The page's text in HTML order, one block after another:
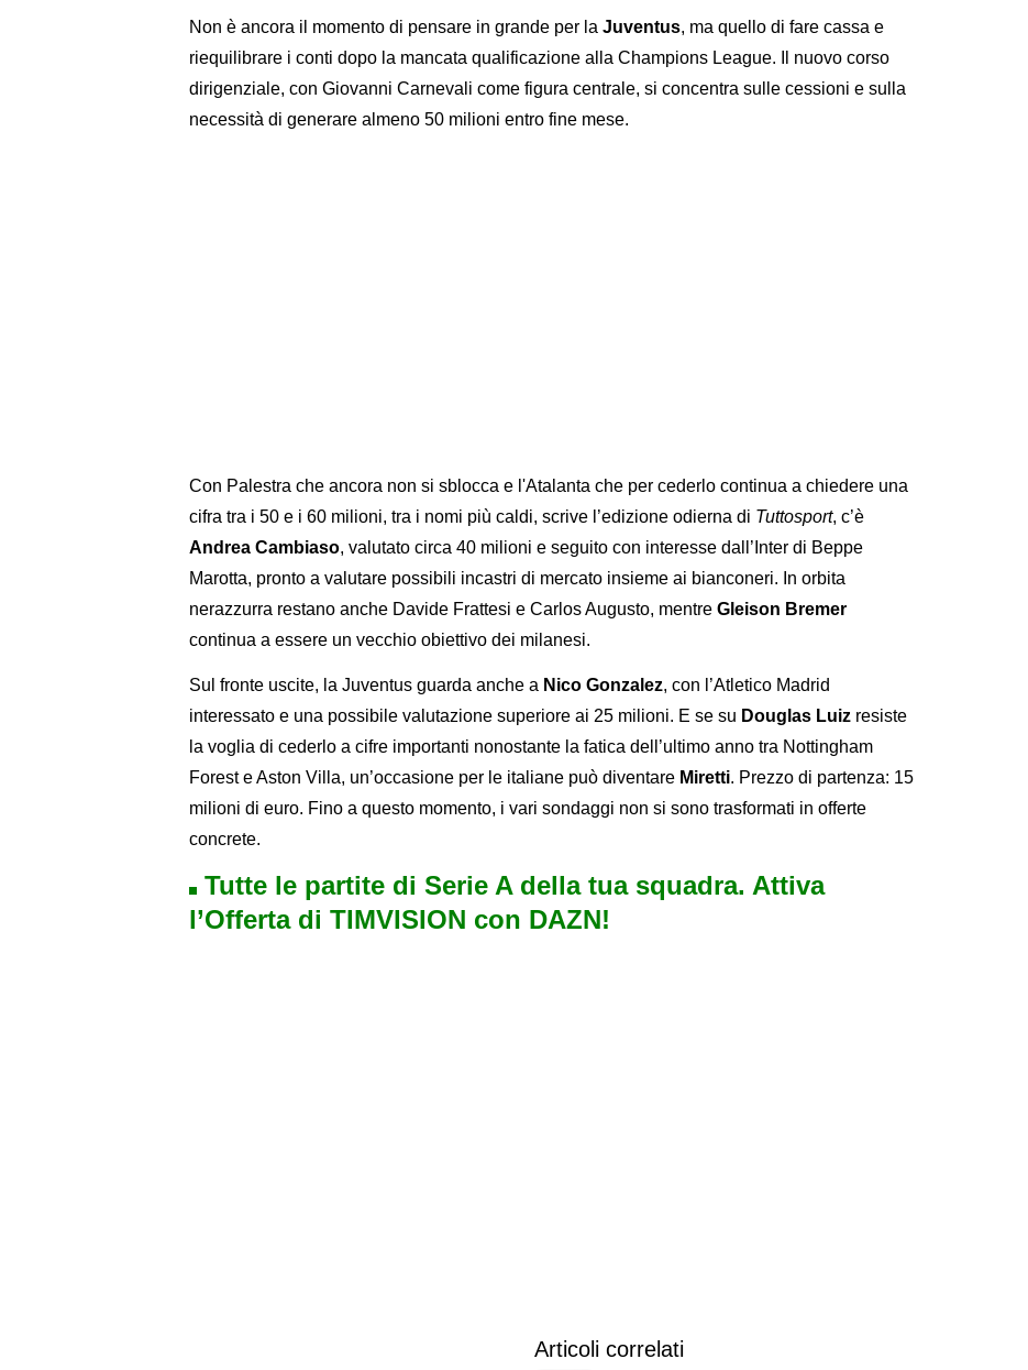
Non è ancora il momento di pensare in grande per la Juventus, ma quello di fare cassa e
riequilibrare i conti dopo la mancata qualificazione alla Champions League. Il nuovo corso
dirigenziale, con Giovanni Carnevali come figura centrale, si concentra sulle cessioni e sulla
necessità di generare almeno 50 milioni entro fine mese.
Con Palestra che ancora non si sblocca e l'Atalanta che per cederlo continua a chiedere una
cifra tra i 50 e i 60 milioni, tra i nomi più caldi, scrive l’edizione odierna di Tuttosport, c’è
Andrea Cambiaso, valutato circa 40 milioni e seguito con interesse dall’Inter di Beppe
Marotta, pronto a valutare possibili incastri di mercato insieme ai bianconeri. In orbita
nerazzurra restano anche Davide Frattesi e Carlos Augusto, mentre Gleison Bremer
continua a essere un vecchio obiettivo dei milanesi.
Sul fronte uscite, la Juventus guarda anche a Nico Gonzalez, con l’Atletico Madrid
interessato e una possibile valutazione superiore ai 25 milioni. E se su Douglas Luiz resiste
la voglia di cederlo a cifre importanti nonostante la fatica dell’ultimo anno tra Nottingham
Forest e Aston Villa, un’occasione per le italiane può diventare Miretti. Prezzo di partenza: 15
milioni di euro. Fino a questo momento, i vari sondaggi non si sono trasformati in offerte
concrete.
Tutte le partite di Serie A della tua squadra. Attiva
l’Offerta di TIMVISION con DAZN!
Articoli correlati